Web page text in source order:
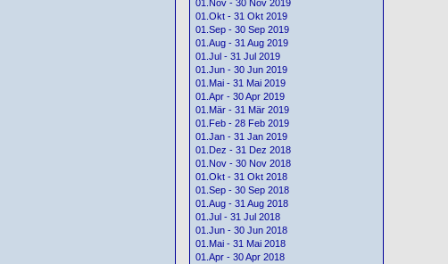
01.Nov - 30 Nov 2019
01.Okt - 31 Okt 2019
01.Sep - 30 Sep 2019
01.Aug - 31 Aug 2019
01.Jul - 31 Jul 2019
01.Jun - 30 Jun 2019
01.Mai - 31 Mai 2019
01.Apr - 30 Apr 2019
01.Mär - 31 Mär 2019
01.Feb - 28 Feb 2019
01.Jan - 31 Jan 2019
01.Dez - 31 Dez 2018
01.Nov - 30 Nov 2018
01.Okt - 31 Okt 2018
01.Sep - 30 Sep 2018
01.Aug - 31 Aug 2018
01.Jul - 31 Jul 2018
01.Jun - 30 Jun 2018
01.Mai - 31 Mai 2018
01.Apr - 30 Apr 2018